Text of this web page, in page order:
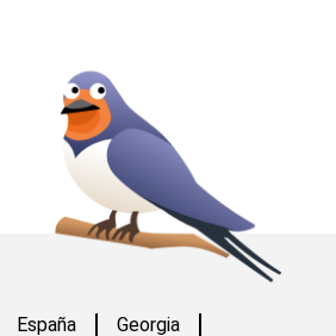
España
Georgia